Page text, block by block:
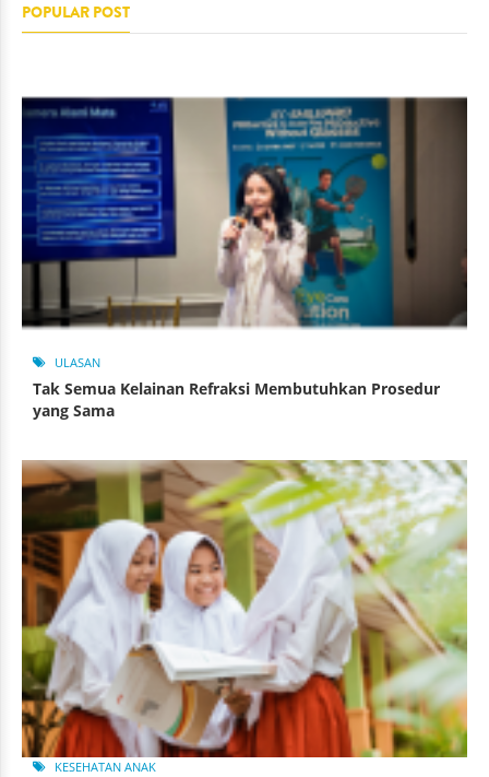
POPULAR POST
ULASAN
Tak Semua Kelainan Refraksi Membutuhkan Prosedur
yang Sama
KESEHATAN ANAK